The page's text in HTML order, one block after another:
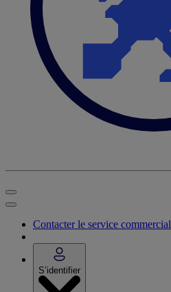
Contacter le service commercial
S’identifier